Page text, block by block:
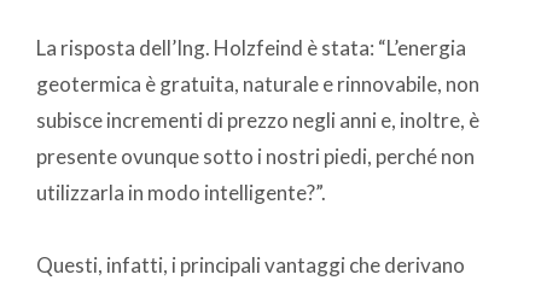
La risposta dell’Ing. Holzfeind è stata: “L’energia
geotermica è gratuita, naturale e rinnovabile, non
subisce incrementi di prezzo negli anni e, inoltre, è
presente ovunque sotto i nostri piedi, perché non
utilizzarla in modo intelligente?”.
Questi, infatti, i principali vantaggi che derivano